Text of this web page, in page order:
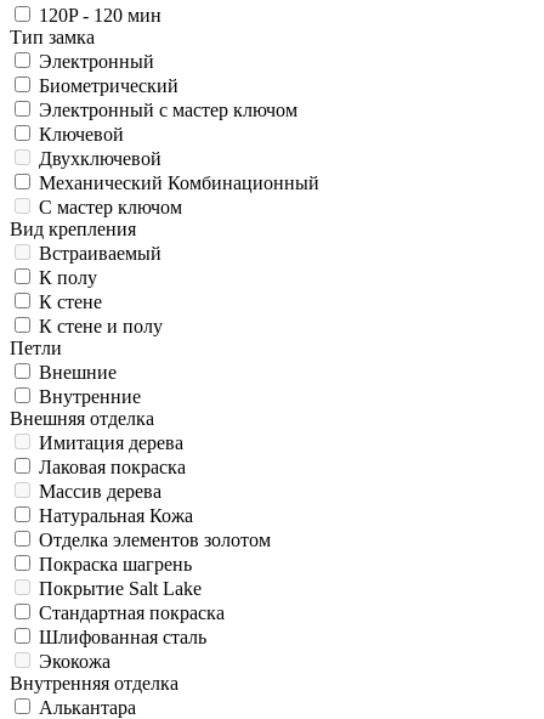
120P - 120 мин
Тип замка
Электронный
Биометрический
Электронный с мастер ключом
Ключевой
Двухключевой
Механический Комбинационный
С мастер ключом
Вид крепления
Встраиваемый
К полу
К стене
К стене и полу
Петли
Внешние
Внутренние
Внешняя отделка
Имитация дерева
Лаковая покраска
Массив дерева
Натуральная Кожа
Отделка элементов золотом
Покраска шагрень
Покрытие Salt Lake
Стандартная покраска
Шлифованная сталь
Экокожа
Внутренняя отделка
Алькантара